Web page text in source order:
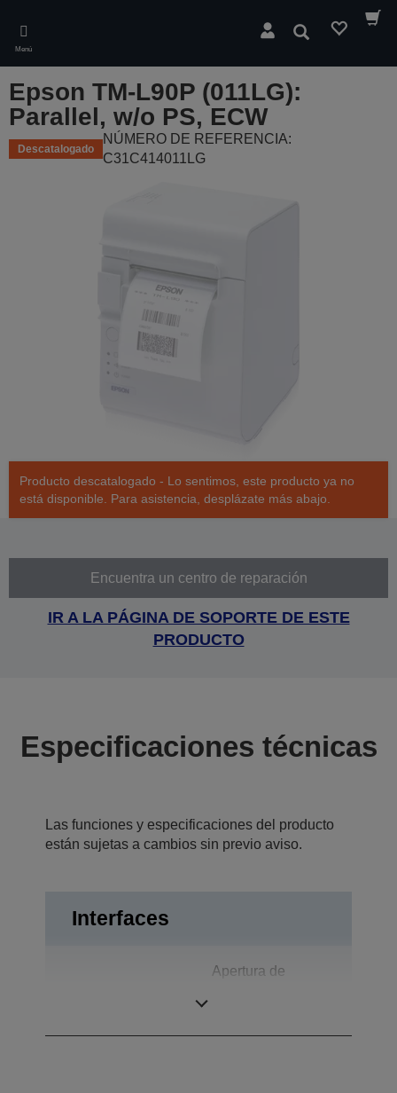
main
content
Menú
Buscar
Epson TM-L90P (011LG):
Parallel, w/o PS, ECW
Descatalogado
NÚMERO DE REFERENCIA:
C31C414011LG
Producto descatalogado - Lo sentimos, este producto ya no
está disponible. Para asistencia, desplázate más abajo.
Encuentra un centro de reparación
IR A LA PÁGINA DE SOPORTE DE ESTE
PRODUCTO
Especificaciones técnicas
Las funciones y especificaciones del producto
están sujetas a cambios sin previo aviso.
Interfaces
Apertura de